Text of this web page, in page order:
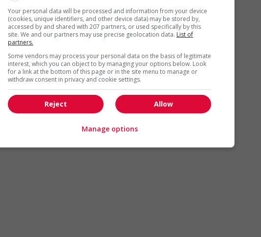
Arts et métiers de la mode Automobile et transport
Cadres supérieurs
Commerce / Offres de services
Comptabilité / Assurance
Construction / Manutention
Droit
Ingénierie / Sciences
Marketing / Communication
Ressources humaines
Tourisme / Hôtellerie
Santé
Your personal data will be processed and information from your device
(cookies, unique identifiers, and other device data) may be stored by,
accessed by and shared with 207 partners, or used specifically by this
site. We and our partners may use precise geolocation data. List of
partners.
Some vendors may process your personal data on the basis of legitimate
interest, which you can object to by managing your options below. Look
for a link at the bottom of this page or in the site menu to manage or
withdraw consent in privacy and cookie settings.
Allow
Reject
Manage options